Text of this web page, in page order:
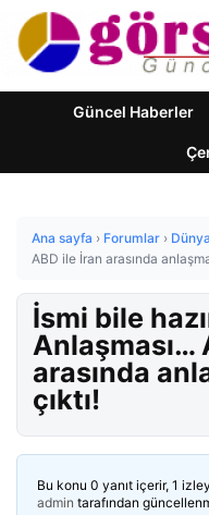
Güncel Haberler
Ana sayfa › Forumlar › Dünya
ABD ile İran arasında
İsmi bile
Anlaşması…
arasında
çıktı!
Bu konu 0 yanıt içerir, 1
admin tarafından